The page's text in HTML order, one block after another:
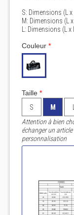
S: Dimensions (L
M: Dimensions (L
L: Dimensions (L
Couleur *
Taille *
S
M
Attention à bien
échanger un
personnalisation